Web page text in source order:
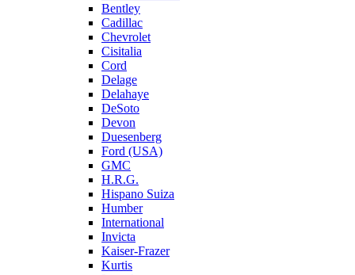
Bentley
Cadillac
Chevrolet
Cisitalia
Cord
Delage
Delahaye
DeSoto
Devon
Duesenberg
Ford (USA)
GMC
H.R.G.
Hispano Suiza
Humber
International
Invicta
Kaiser-Frazer
Kurtis